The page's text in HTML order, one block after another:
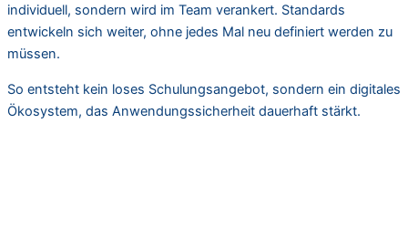
individuell, sondern wird im Team verankert. Standards
entwickeln sich weiter, ohne jedes Mal neu definiert werden zu
müssen.
So entsteht kein loses Schulungsangebot, sondern ein digitales
Ökosystem, das Anwendungssicherheit dauerhaft stärkt.